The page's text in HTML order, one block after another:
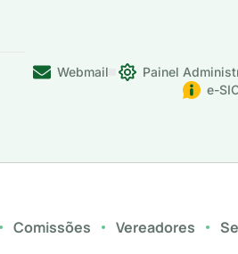
Webmail Painel
e-
Comissões Vereadores